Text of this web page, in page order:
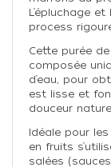
L’épluchage
process
Cette purée
composée
d’eau, pour
est lisse et
douceur
Idéale pour
en fruits
salées